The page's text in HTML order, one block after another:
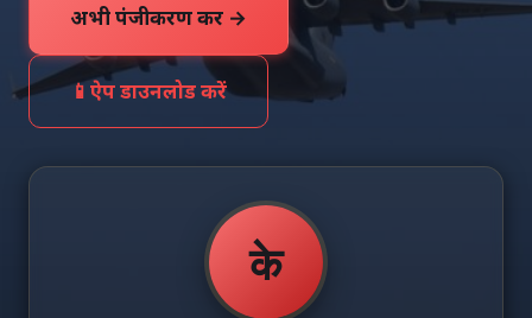
अभी पंजीकरण करें →
📱 ऐप डाउनलोड करें
के